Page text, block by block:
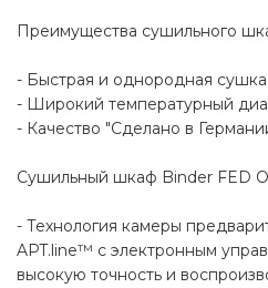
Преимущества сушильного
- Быстрая и однородная сушка
- Широкий температурный
- Качество "Сделано в
Сушильный шкаф Binder FED
- Технология камеры
APT.line™ с электронным
высокую точность и